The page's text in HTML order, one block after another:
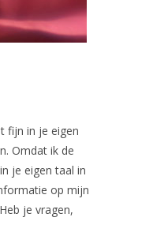
fijn in je eigen
Omdat ik de
je eigen taal in
op mijn
je vragen,